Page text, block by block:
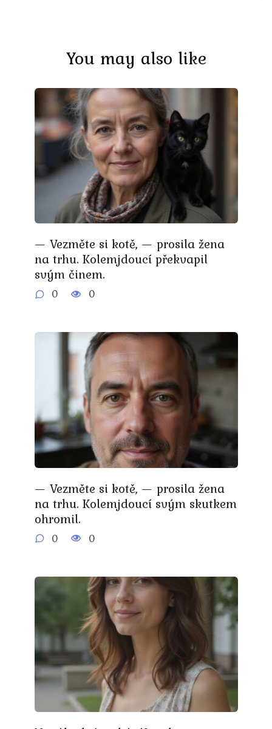
You may also like
— Vezměte si kotě, — prosila žena
na trhu. Kolemjdoucí překvapil
svým činem.
0 0
— Vezměte si kotě, — prosila žena
na trhu. Kolemjdoucí svým skutkem
ohromil.
0 0